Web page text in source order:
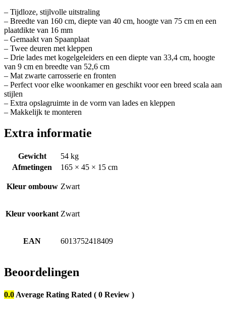
– Tijdloze, stijlvolle uitstraling
– Breedte van 160 cm, diepte van 40 cm, hoogte van 75 cm en een
plaatdikte van 16 mm
– Gemaakt van Spaanplaat
– Twee deuren met kleppen
– Drie lades met kogelgeleiders en een diepte van 33,4 cm, hoogte
van 9 cm en breedte van 52,6 cm
– Mat zwarte carrosserie en fronten
– Perfect voor elke woonkamer en geschikt voor een breed scala aan
stijlen
– Extra opslagruimte in de vorm van lades en kleppen
– Makkelijk te monteren
Extra informatie
Gewicht
54 kg
Afmetingen
165 × 45 × 15 cm
Kleur ombouw Zwart
Kleur voorkant Zwart
EAN 6013752418409
Beoordelingen
0.0 Average Rating Rated ( 0 Review )